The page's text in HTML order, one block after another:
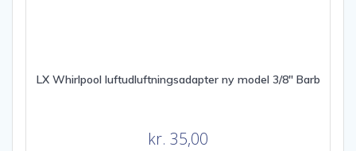
LX Whirlpool luftudluftningsadapter ny model 3/8″ Barb
kr. 35,00